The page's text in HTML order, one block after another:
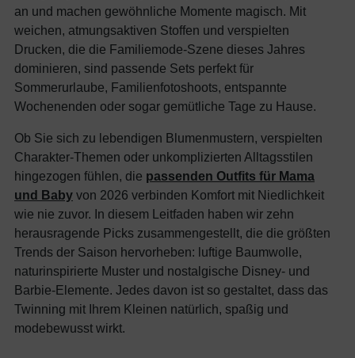
an und machen gewöhnliche Momente magisch. Mit
weichen, atmungsaktiven Stoffen und verspielten
Drucken, die die Familiemode-Szene dieses Jahres
dominieren, sind passende Sets perfekt für
Sommerurlaube, Familienfotoshoots, entspannte
Wochenenden oder sogar gemütliche Tage zu Hause.
Ob Sie sich zu lebendigen Blumenmustern, verspielten
Charakter-Themen oder unkomplizierten Alltagsstilen
hingezogen fühlen, die passenden Outfits für Mama
und Baby von 2026 verbinden Komfort mit Niedlichkeit
wie nie zuvor. In diesem Leitfaden haben wir zehn
herausragende Picks zusammengestellt, die die größten
Trends der Saison hervorheben: luftige Baumwolle,
naturinspirierte Muster und nostalgische Disney- und
Barbie-Elemente. Jedes davon ist so gestaltet, dass das
Twinning mit Ihrem Kleinen natürlich, spaßig und
modebewusst wirkt.